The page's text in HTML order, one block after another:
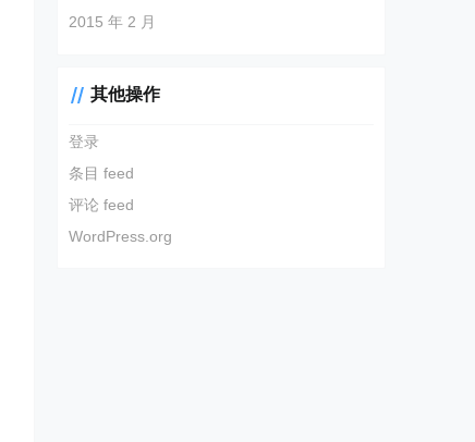
2015 年 2 月
其他操作
登录
条目 feed
评论 feed
WordPress.org